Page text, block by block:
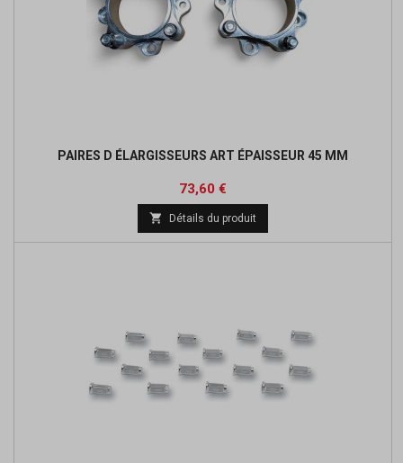
PAIRES D ÉLARGISSEURS ART ÉPAISSEUR 45 MM
Prix
73,60 €
base
 Détails du produit